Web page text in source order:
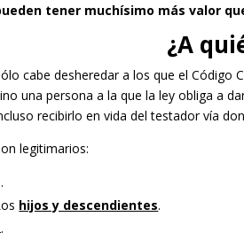
tener muchísimo más valor
¿A
cabe desheredar a los que el Código
una persona a la que la ley obliga a
recibirlo en vida del testador vía
legitimarios:
hijos y descendientes.